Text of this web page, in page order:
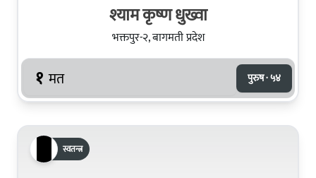
श्याम कृष्ण धुख्वा
भक्तपुर-२, बागमती प्रदेश
१ मत पुरुष · ५४
स्वतन्त्र